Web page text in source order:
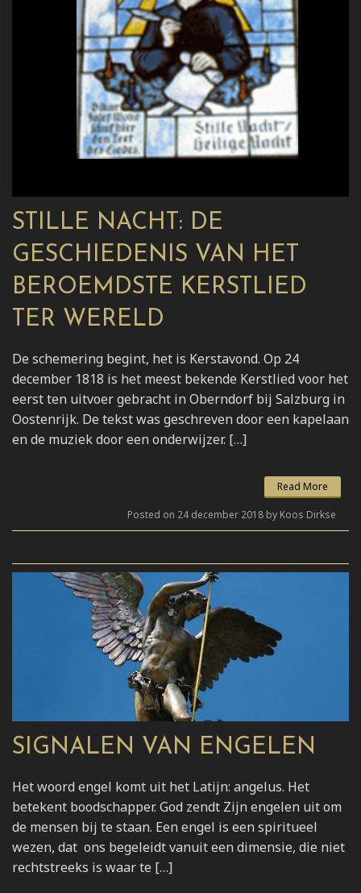
STILLE NACHT: DE
GESCHIEDENIS VAN HET
BEROEMDSTE KERSTLIED
TER WERELD
De schemering begint, het is Kerstavond. Op 24
december 1818 is het meest bekende Kerstlied voor het
eerst ten uitvoer gebracht in Oberndorf bij Salzburg in
Oostenrijk. De tekst was geschreven door een kapelaan
en de muziek door een onderwijzer. […]
Read More
Posted on 24 december 2018 by Koos Dirkse
SIGNALEN VAN ENGELEN
Het woord engel komt uit het Latijn: angelus. Het
betekent boodschapper. God zendt Zijn engelen uit om
de mensen bij te staan. Een engel is een spiritueel
wezen, dat ons begeleidt vanuit een dimensie, die niet
rechtstreeks is waar te […]